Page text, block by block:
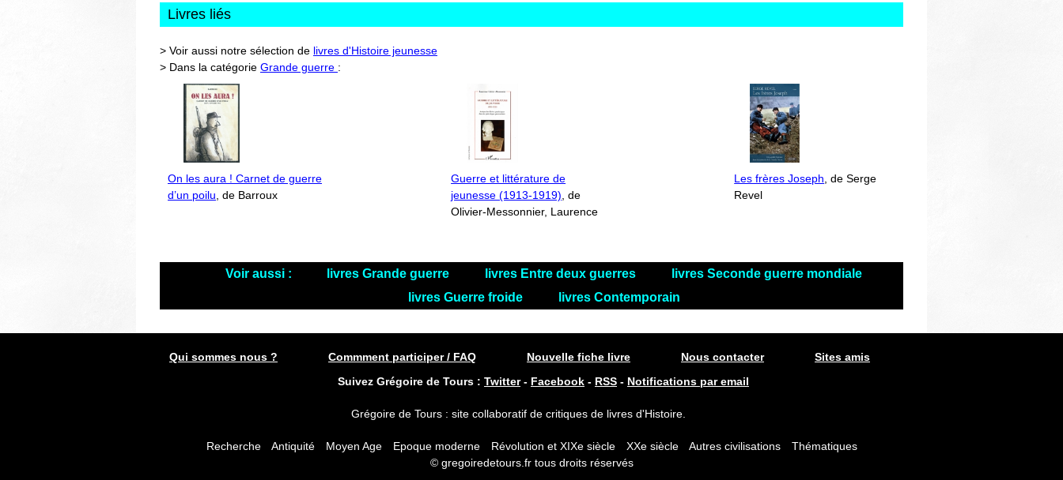
Livres liés
> Voir aussi notre sélection de livres d'Histoire jeunesse
> Dans la catégorie Grande guerre :
On les aura ! Carnet de guerre
d’un poilu , de Barroux
Guerre et littérature de
jeunesse (1913-1919) , de
Olivier-Messonnier, Laurence
Les frères Joseph , de Serge
Revel
Voir aussi : livres Grande guerre livres Entre deux guerres
livres Seconde guerre mondiale
livres Guerre froide
livres Contemporain
Qui sommes nous ? Commment participer / FAQ Nouvelle fiche livre Nous contacter
Sites amis
Suivez Grégoire de Tours : Twitter- Facebook - RSS - Notifications par email
Grégoire de Tours : site collaboratif de critiques de livres d'Histoire.
Recherche Antiquité Moyen Age Epoque moderne Révolution et XIXe siècle XXe siècle Autres civilisations
Thématiques
© gregoiredetours.fr tous droits réservés